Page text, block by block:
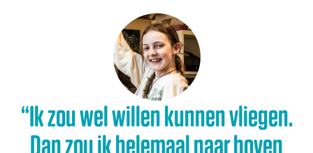
“Ik zou wel willen kunnen vliegen.
Dan zou ik helemaal naar boven